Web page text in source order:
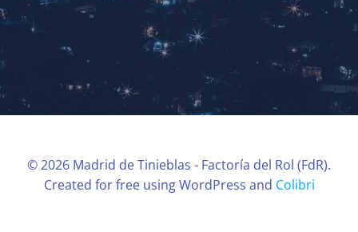
© 2026 Madrid de Tinieblas - Factoría del Rol (FdR).
Created for free using WordPress and Colibri